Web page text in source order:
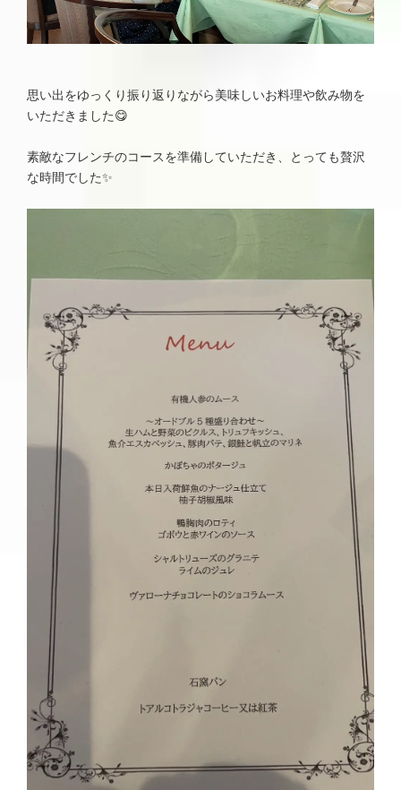
思い出をゆっくり振り返りながら美味しいお料理や飲み物を
いただきました😋
素敵なフレンチのコースを準備していただき、とっても贅沢
な時間でした✨